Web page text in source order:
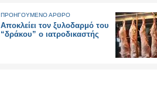
ΠΡΟΗΓΟΥΜΕΝΟ ΑΡΘΡΟ
Αποκλείει τον ξυλοδαρμό του
“δράκου” ο ιατροδικαστής